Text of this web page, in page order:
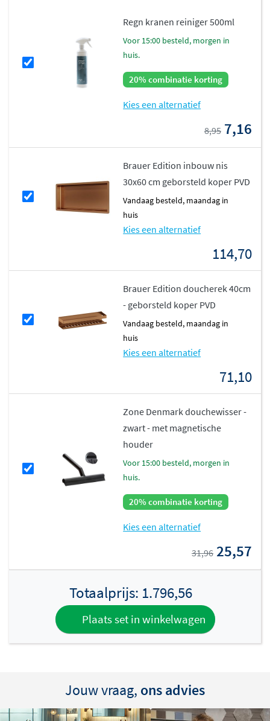
Regn kranen reiniger 500ml
voor 15:00 besteld, morgen in
huis.
20% combinatie korting
Kies een alternatief
8,95 7,16
Brauer Edition inbouw nis
30x60 cm geborsteld koper PVD
vandaag besteld, maandag in
huis
Kies een alternatief
114,70
Brauer Edition doucherek 40cm
- geborsteld koper PVD
vandaag besteld, maandag in
huis
Kies een alternatief
71,10
Zone Denmark douchewisser -
zwart - met magnetische
houder
voor 15:00 besteld, morgen in
huis.
20% combinatie korting
Kies een alternatief
31,96 25,57
Totaalprijs: 1.796,56
Plaats set in winkelwagen
Jouw vraag, ons advies